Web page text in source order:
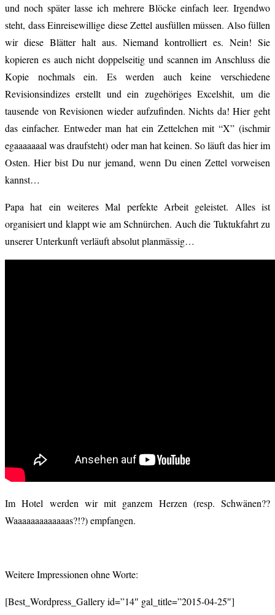
und noch später lasse ich mehrere Blöcke einfach leer. Irgendwo
steht, dass Einreisewillige diese Zettel ausfüllen müssen. Also füllen
wir diese Blätter halt aus. Niemand kontrolliert es. Nein! Sie
kopieren es auch nicht doppelseitig und scannen im Anschluss die
Kopie nochmals ein. Es werden auch keine verschiedene
Revisionsindizes erstellt und ein zugehöriges Excelshit, um die
tausende von Revisionen wieder aufzufinden. Nichts da! Hier geht
das einfacher. Entweder man hat ein Zettelchen mit “X” (ischmir
egaaaaaaal was draufsteht) oder man hat keinen. So läuft das hier im
Osten. Hier bist Du nur jemand, wenn Du einen Zettel vorweisen
kannst…
Papa hat ein weiteres Mal perfekte Arbeit geleistet. Alles ist
organisiert und klappt wie am Schnürchen. Auch die Tuktukfahrt zu
unserer Unterkunft verläuft absolut planmässig…
Im Hotel werden wir mit ganzem Herzen (resp. Schwänen??
Waaaaaaaaaaaaas?!?) empfangen.
Weitere Impressionen ohne Worte:
[Best_Wordpress_Gallery id=”14″ gal_title=”2015-04-25″]